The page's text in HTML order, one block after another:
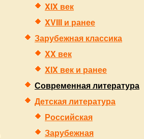
XIX век
XVIII и ранее
Зарубежная классика
XX век
XIX век и ранее
Современная литература
Детская литература
Российская
Зарубежная